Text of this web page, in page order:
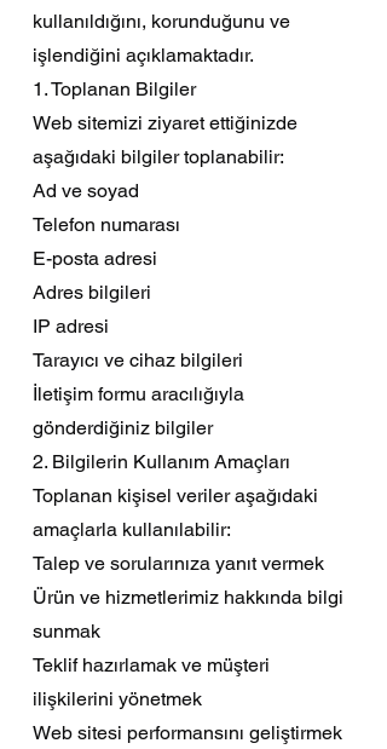
kullanıldığını, korunduğunu ve
işlendiğini açıklamaktadır.
1. Toplanan Bilgiler
Web sitemizi ziyaret ettiğinizde
aşağıdaki bilgiler toplanabilir:
Ad ve soyad
Telefon numarası
E-posta adresi
Adres bilgileri
IP adresi
Tarayıcı ve cihaz bilgileri
İletişim formu aracılığıyla
gönderdiğiniz bilgiler
2. Bilgilerin Kullanım Amaçları
Toplanan kişisel veriler aşağıdaki
amaçlarla kullanılabilir:
Talep ve sorularınıza yanıt vermek
Ürün ve hizmetlerimiz hakkında bilgi
sunmak
Teklif hazırlamak ve müşteri
ilişkilerini yönetmek
Web sitesi performansını geliştirmek